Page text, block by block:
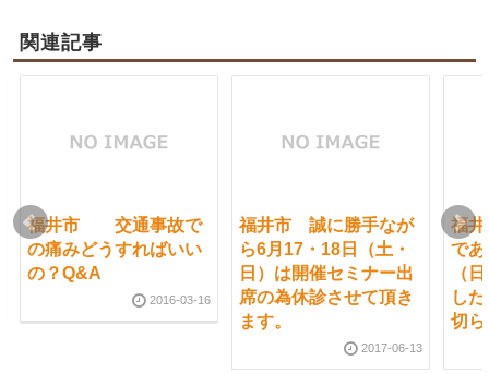
関連記事
福井市 交通事故で
の痛みどうすればいい
の？Q&A
2016-03-16
福井市 誠に勝手なが
ら6月17・18日（土・
日）は開催セミナー出
席の為休診させて頂き
ます。
2017-06-13
福
で
（
し
切